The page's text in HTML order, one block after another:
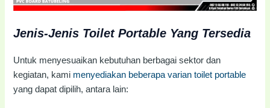
Jenis-Jenis Toilet Portable Yang Tersedia
Untuk menyesuaikan kebutuhan berbagai sektor dan
kegiatan, kami menyediakan beberapa varian toilet portable
yang dapat dipilih, antara lain: